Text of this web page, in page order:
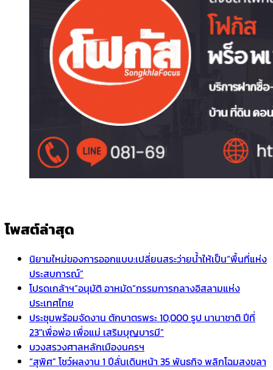
โพสต์ล่าสุด
นิยามใหม่ของการออกแบบ:เปลี่ยนสระว่ายน้ำให้เป็น“พื้นที่แห่ง
ประสบการณ์”
โปรดเกล้าฯ”อนุมัติ อาหมัด”กรรมการกลางอิสลามแห่ง
ประเทศไทย
ประชุมพร้อมจัดงาน ตักบาตรพระ 10,000 รูป นานาชาติ ปีที่
23″เพื่อพ่อ เพื่อแม่ เสริมบุญบารมี”
บวงสรวงศาลหลักเมืองนครฯ
“สุพิศ” โชว์ผลงาน 1 ปีลั่นเดินหน้า 35 พันธกิจ พลิกโฉมสงขลา